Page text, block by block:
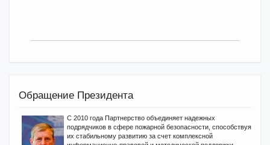
Обращение Президента
С 2010 года Партнерство объединяет надежных
подрядчиков в сфере пожарной безопасности, способствуя
их стабильному развитию за счет комплексной